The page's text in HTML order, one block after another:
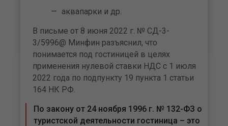
аквапарки и др.
В письме от 8 июня 2022 г. № СД-3-
3/5996@ Минфин разъяснил, что
понимается под гостиницей в целях
применения нулевой ставки НДС с 1 июля
2022 года по подпункту 19 пункта 1 статьи
164 НК РФ.
По закону от 24 ноября 1996 г. № 132-ФЗ о
туристской деятельности гостиница – это